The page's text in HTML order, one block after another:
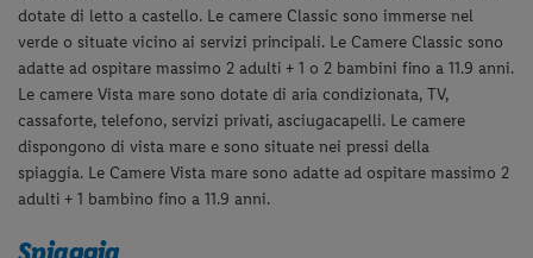
La struttura dispone di reception 24h, ristorante, sala TV, terrazza,
giardino, bar, parcheggio fino ad esaurimento posti e collegamento
internet Wi-Fi nella Hall.
A pagamento: Centro estetico con massaggi e trattamenti,
illuminazione campi sportivi.
Camere
piano terra e 1° piano.